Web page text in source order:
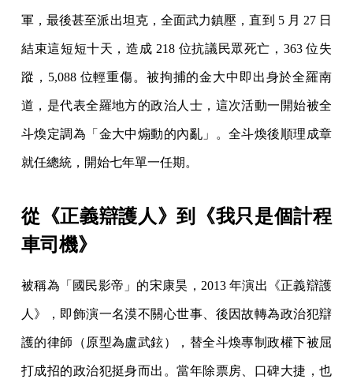
軍，最後甚至派出坦克，全面武力鎮壓，直到 5 月 27 日
結束這短短十天，造成 218 位抗議民眾死亡，363 位失
蹤，5,088 位輕重傷。被拘捕的金大中即出身於全羅南
道，是代表全羅地方的政治人士，這次活動一開始被全
斗煥定調為「金大中煽動的內亂」。全斗煥後順理成章
就任總統，開始七年單一任期。
從《正義辯護人》到《我只是個計程
車司機》
被稱為「國民影帝」的宋康昊，2013 年演出《正義辯護
人》，即飾演一名漠不關心世事、後因故轉為政治犯辯
護的律師（原型為盧武鉉），替全斗煥專制政權下被屈
打成招的政治犯挺身而出。當年除票房、口碑大捷，也